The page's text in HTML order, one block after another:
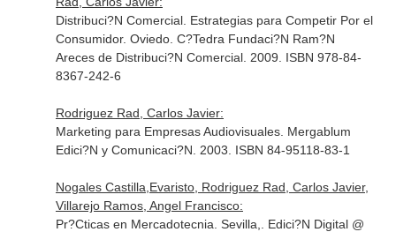
Distribuci?N Comercial. Estrategias para Competir Por el
Consumidor. Oviedo. C?Tedra Fundaci?N Ram?N
Areces de Distribuci?N Comercial. 2009. ISBN 978-84-
8367-242-6
Rodriguez Rad, Carlos Javier:
Marketing para Empresas Audiovisuales. Mergablum
Edici?N y Comunicaci?N. 2003. ISBN 84-95118-83-1
Nogales Castilla,Evaristo, Rodriguez Rad, Carlos Javier,
Villarejo Ramos, Angel Francisco:
Pr?Cticas en Mercadotecnia. Sevilla,. Edici?N Digital @